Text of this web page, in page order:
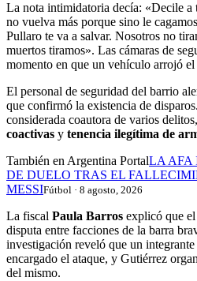
La nota intimidatoria decía: «Decile
no vuelva más porque sino le
Pullaro te va a salvar. Nosotros no
muertos tiramos». Las cámaras de
momento en que un vehículo arrojó el
El personal de seguridad del barrio
que confirmó la existencia de
considerada coautora de varios
coactivas y tenencia ilegítima de
También en Argentina PortalLA AFA
DE DUELO TRAS EL
MESSIFútbol · 8 agosto, 2026
La fiscal Paula Barros explicó que
disputa entre facciones de la barra
investigación reveló que un
encargado el ataque, y Gutiérrez
del mismo.